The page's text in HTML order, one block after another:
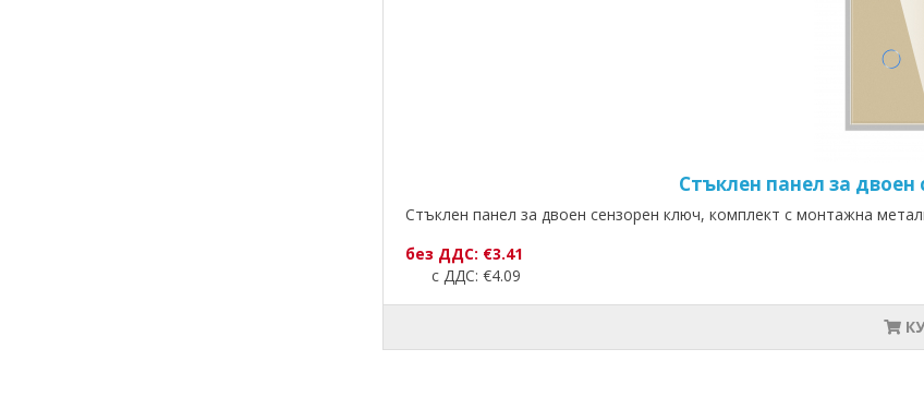
Стъклен панел за
Стъклен панел за двоен сензорен ключ, комплект с монтажна
без ДДС: €3.41
с ДДС: €4.09